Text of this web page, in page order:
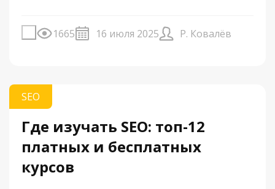
1665 16 июля 2025 Р. Ковалёв
SEO
Где изучать SEO: топ-12
платных и бесплатных
курсов